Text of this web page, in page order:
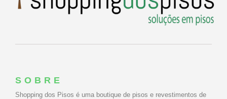
SOBRE
Shopping dos Pisos é uma boutique de pisos e revestimentos de